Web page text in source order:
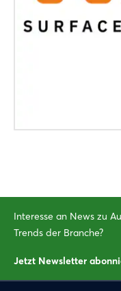
Interesse an News zu
Trends der Branche?
Jetzt Newsletter